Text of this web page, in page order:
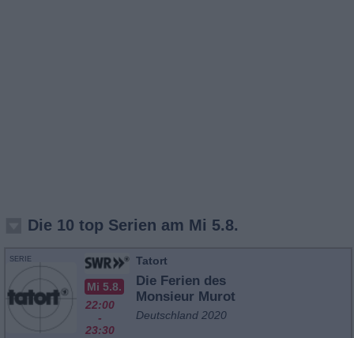
Die 10 top Serien am Mi 5.8.
SERIE
Mi 5.8.
22:00
-
23:30
Tatort
Die Ferien des
Monsieur Murot
Deutschland 2020